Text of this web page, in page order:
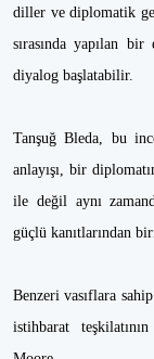
diller ve diplomatik
sırasında yapılan
diyalog başlatabilir.
Tanşuğ Bleda, bu
anlayışı, bir
ile değil aynı
güçlü kanıtlarından
Benzeri vasıflara
istihbarat